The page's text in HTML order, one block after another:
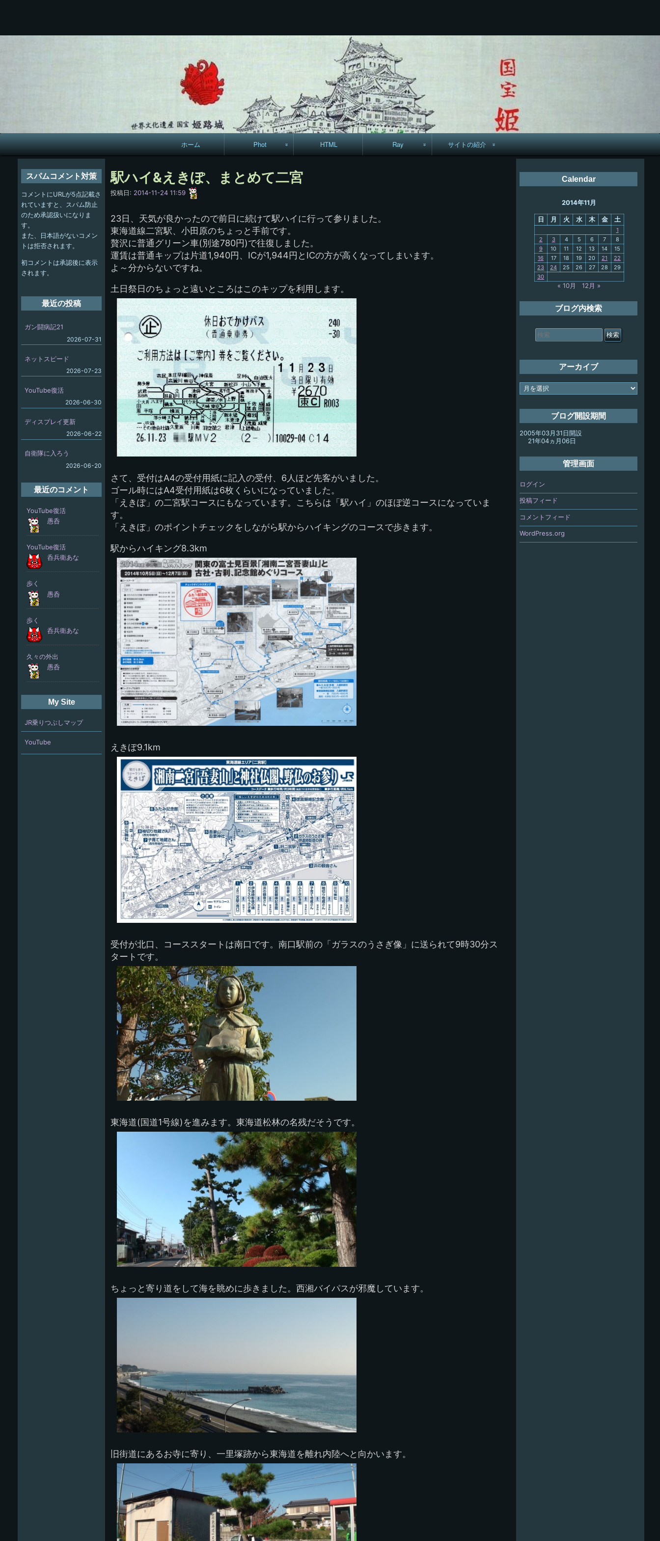
ン
へ
キ
ッ
プ
メ
イ
ホーム Phot
コースマップ
手拭いの旅
HTML Ray サイトの紹介
駅ハイ&えきぽ、まとめて二宮
投稿日: 2014-11-24 11:59
23日、天気が良かったので前日に続けて駅ハイに行って参りました。
東海道線二宮駅、小田原のちょっと手前です。
贅沢に普通グリーン車(別途780円)で往復しました。
運賃は普通キップは片道1,940円、ICが1,944円とICの方が高くなってしまいます。
よ～分からないですね。
土日祭日のちょっと遠いところはこのキップを利用します。
さて、受付はA4の受付用紙に記入の受付、6人ほど先客がいました。
ゴール時にはA4受付用紙は6枚くらいになっていました。
「えきぽ」の二宮駅コースにもなっています。こちらは「駅ハイ」のほぼ逆コースになっていま
す。
「えきぽ」のポイントチェックをしながら駅からハイキングのコースで歩きます。
駅からハイキング8.3km
えきぽ9.1km
受付が北口、コーススタートは南口です。南口駅前の「ガラスのうさぎ像」に送られて9時30分ス
タートです。
東海道(国道1号線)を進みます。東海道松林の名残だそうです。
ちょっと寄り道をして海を眺めに歩きました。西湘バイパスが邪魔しています。
旧街道にあるお寺に寄り、一里塚跡から東海道を離れ内陸へと向かいます。
Calendar
2014年11月
日 月 火 水 木 金 土
1
2
3 4 5 6 7
8
9
10 11 12 13 14
15
16
17 18 19 20 21
22
23
24 25 26 27 28
29
30
« 10月 12月 »
ブログ内検索
索
アーカイブ
ア
ー
ブ
ブログ開設期間
2005年03月31日開設
21年04ヵ月06日
管理画面
ログイン
投稿フィード
コメントフィード
WordPress.org
スパムコメント対策
コメントにURLが5点記載さ
れていますと、スパム防止
のため承認扱いになりま
す。
また、日本語がないコメン
トは拒否されます。
初コメントは承認後に表示
されます。
最近の投稿
ガン闘病記21
2026-07-31
ネットスピード
2026-07-23
YouTube復活
2026-06-30
ディスプレイ更新
2026-06-22
自衛隊に入ろう
2026-06-20
最近のコメント
My Site
JR乗りつぶしマップ
YouTube